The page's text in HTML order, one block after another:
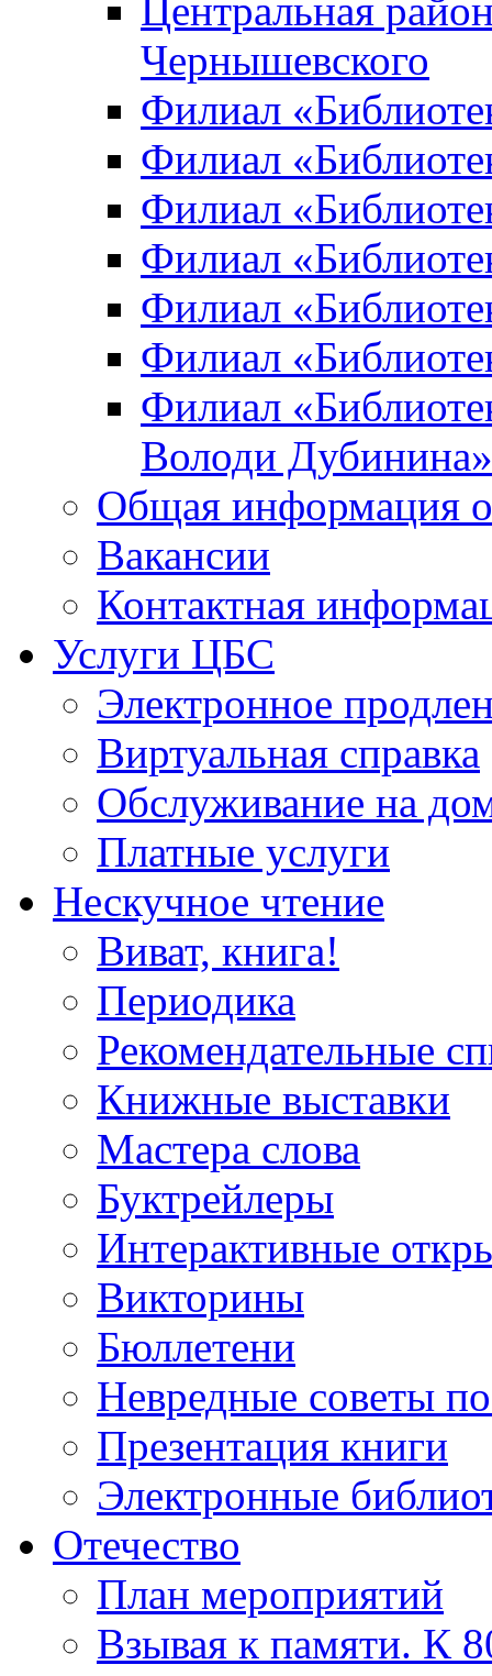
Центральная
Чернышевского
Филиал
Филиал
Филиал
Филиал
Филиал
Филиал
Филиал
Володи Дубинина»
Общая информация
Вакансии
Контактная
Услуги ЦБС
Электронное
Виртуальная справка
Обслуживание на
Платные услуги
Нескучное чтение
Виват, книга!
Периодика
Рекомендательные
Книжные выставки
Мастера слова
Буктрейлеры
Интерактивные
Викторины
Бюллетени
Невредные советы
Презентация книги
Электронные
Отечество
План мероприятий
Взывая к памяти. К